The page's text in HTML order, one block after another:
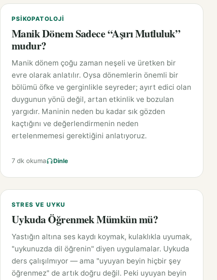
PSIKOPATOLOJI
Manik Dönem Sadece “Aşırı Mutluluk”
mudur?
Manik dönem çoğu zaman neşeli ve üretken bir
evre olarak anlatılır. Oysa dönemlerin önemli bir
bölümü öfke ve gerginlikle seyreder; ayırt edici olan
duygunun yönü değil, artan etkinlik ve bozulan
yargıdır. Maninin neden bu kadar sık gözden
kaçtığını ve değerlendirmenin neden
ertelenmemesi gerektiğini anlatıyoruz.
7 dk okuma Dinle
STRES VE UYKU
Uykuda Öğrenmek Mümkün mü?
Yastığın altına ses kaydı koymak, kulaklıkla uyumak,
"uykunuzda dil öğrenin" diyen uygulamalar. Uykuda
ders çalışılmıyor — ama "uyuyan beyin hiçbir şey
öğrenmez" de artık doğru değil. Peki uyuyan beyin